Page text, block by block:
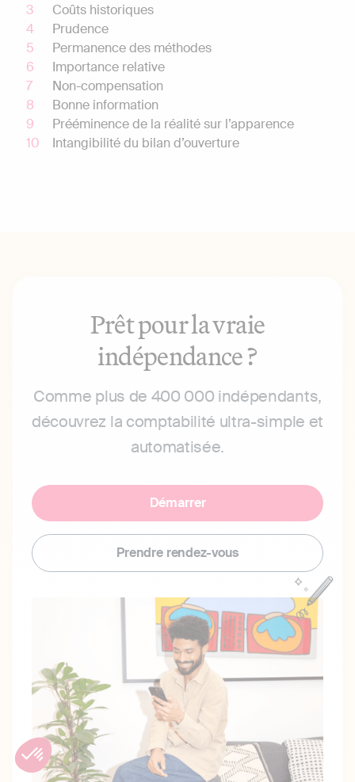
Coûts historiques
Prudence
Permanence des méthodes
Importance relative
Non-compensation
Bonne information
Prééminence de la réalité sur l’apparence
Intangibilité du bilan d’ouverture
Prêt pour la vraie
indépendance ?
Comme plus de 400 000 indépendants,
découvrez la comptabilité ultra-simple et
automatisée.
Démarrer
Prendre rendez-vous